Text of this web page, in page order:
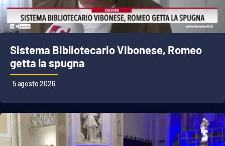
Lamezia Terme
PROGETTI
SPECIALI
Buona Sanità Calabria
CALABRIAVISIONE
Destinazioni
Sistema Bibliotecario Vibonese, Romeo
getta la spugna
5 agosto 2026